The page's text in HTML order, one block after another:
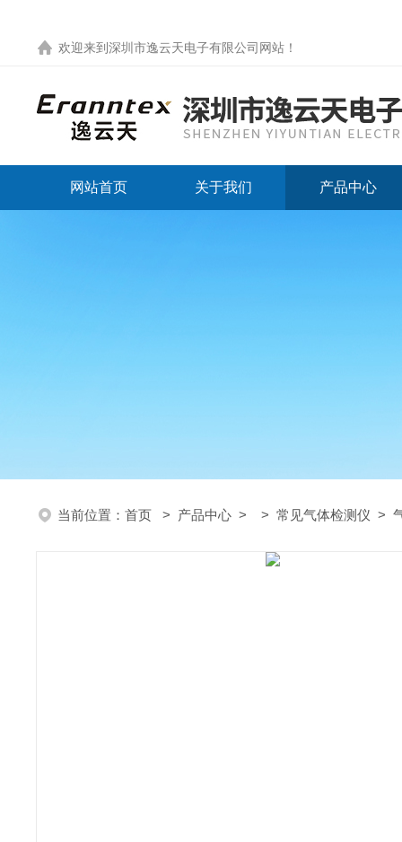
欢迎来到 深圳市逸云天电子有限公司网站 ！
网站首页 关于我们 产品中心
当前位置： 首页 > 产品中心 > > 常见气体检测仪 >